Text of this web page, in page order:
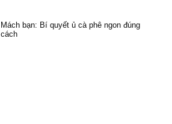
Mách bạn: Bí quyết ủ cà phê ngon đúng
cách